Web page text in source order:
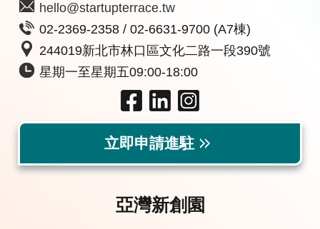
hello@startupterrace.tw
02-2369-2358 / 02-6631-9700 (A7棟)
244019新北市林口區文化二路一段390號
星期一至星期五09:00-18:00
立即申請進駐
亞灣新創園